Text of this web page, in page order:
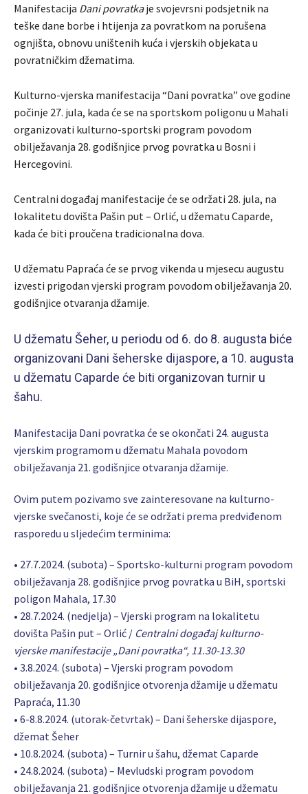
Manifestacija Dani povratkaje svojevrsni podsjetnik na
teške dane borbe i htijenja za povratkom na porušena
ognjišta, obnovu uništenih kuća i vjerskih objekata u
povratničkim džematima.
Kulturno-vjerska manifestacija “Dani povratka” ove godine
počinje 27. jula, kada će se na sportskom poligonu u Mahali
organizovati kulturno-sportski program povodom
obilježavanja 28. godišnjice prvog povratka u Bosni i
Hercegovini.
Centralni događaj manifestacije će se održati 28. jula, na
lokalitetu dovišta Pašin put – Orlić, u džematu Caparde,
kada će biti proučena tradicionalna dova.
U džematu Papraća će se prvog vikenda u mjesecu augustu
izvesti prigodan vjerski program povodom obilježavanja 20.
godišnjice otvaranja džamije.
U džematu Šeher, u periodu od 6. do 8. augusta biće
organizovani Dani šeherske dijaspore, a 10. augusta
u džematu Caparde će biti organizovan turnir u
šahu.
Manifestacija Dani povratka će se okončati 24. augusta
vjerskim programom u džematu Mahala povodom
obilježavanja 21. godišnjice otvaranja džamije.
Ovim putem pozivamo sve zainteresovane na kulturno-
vjerske svečanosti, koje će se održati prema predviđenom
rasporedu u sljedećim terminima:
• 27.7.2024. (subota) – Sportsko-kulturni program povodom
obilježavanja 28. godišnjice prvog povratka u BiH, sportski
poligon Mahala, 17.30
• 28.7.2024. (nedjelja) – Vjerski program na lokalitetu
dovišta Pašin put – Orlić / Centralni događaj kulturno-
vjerske manifestacije „Dani povratka“, 11.30-13.30
• 3.8.2024. (subota) – Vjerski program povodom
obilježavanja 20. godišnjice otvorenja džamije u džematu
Papraća, 11.30
• 6-8.8.2024. (utorak-četvrtak) – Dani šeherske dijaspore,
džemat Šeher
• 10.8.2024. (subota) – Turnir u šahu, džemat Caparde
• 24.8.2024. (subota) – Mevludski program povodom
obilježavanja 21. godišnjice otvorenja džamije u džematu